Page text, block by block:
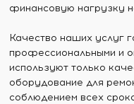
финансовую нагрузку
Качество наших услуг
профессиональными и
используют только
оборудование для
соблюдением всех